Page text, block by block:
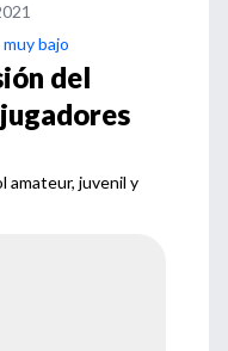
bajo
del
amateur, juvenil y